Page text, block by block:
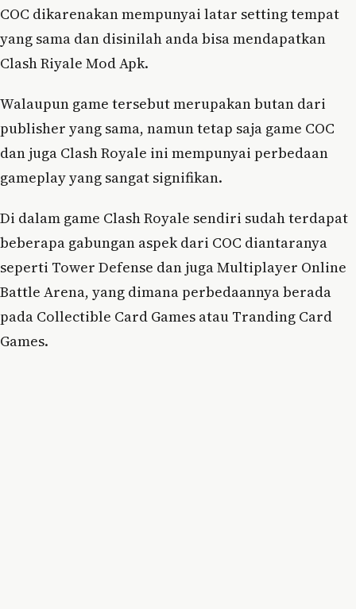
COC dikarenakan mempunyai latar setting tempat
yang sama dan disinilah anda bisa mendapatkan
Clash Riyale Mod Apk.
Walaupun game tersebut merupakan butan dari
publisher yang sama, namun tetap saja game COC
dan juga Clash Royale ini mempunyai perbedaan
gameplay yang sangat signifikan.
Di dalam game Clash Royale sendiri sudah terdapat
beberapa gabungan aspek dari COC diantaranya
seperti Tower Defense dan juga Multiplayer Online
Battle Arena, yang dimana perbedaannya berada
pada Collectible Card Games atau Tranding Card
Games.